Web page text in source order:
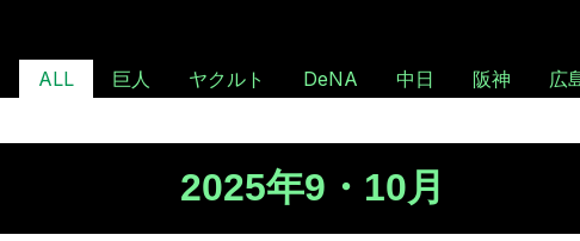
ALL 巨人 ヤクルト DeNA 中日 阪神 広
2025年9・10月